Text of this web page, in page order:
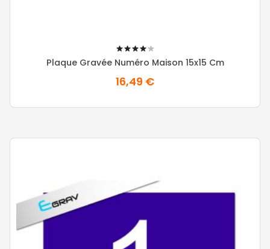
80%
Plaque Gravée Numéro Maison 15x15 Cm
16,49 €